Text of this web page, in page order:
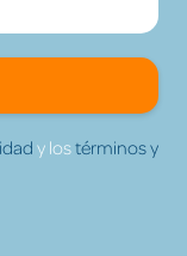
y lostérminos y